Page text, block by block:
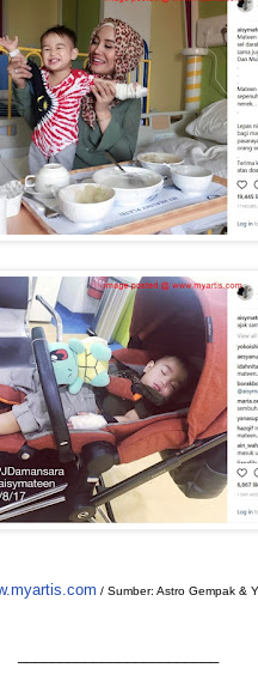
/ Sumber: Astro Gempak &